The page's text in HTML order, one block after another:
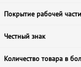
Покрытие рабочей части
Честный знак
Количество товара в